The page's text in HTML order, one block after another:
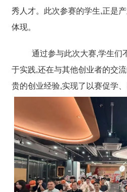
秀人才。此次参赛的学生,正是
体现。
通过参与此次大赛,学生们
于实践,还在与其他创业者的交
贵的创业经验,实现了以赛促学、